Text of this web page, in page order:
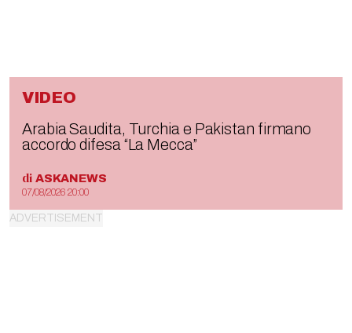
VIDEO
Arabia Saudita, Turchia e Pakistan firmano
accordo difesa “La Mecca”
di ASKANEWS
07/08/2026 20:00